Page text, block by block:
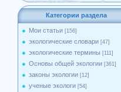
Категории раздела
Мои статьи [156]
экологические словари [47]
экологические термины [111]
Основы общей экологии [361]
законы экологии [12]
ученые экологи [54]